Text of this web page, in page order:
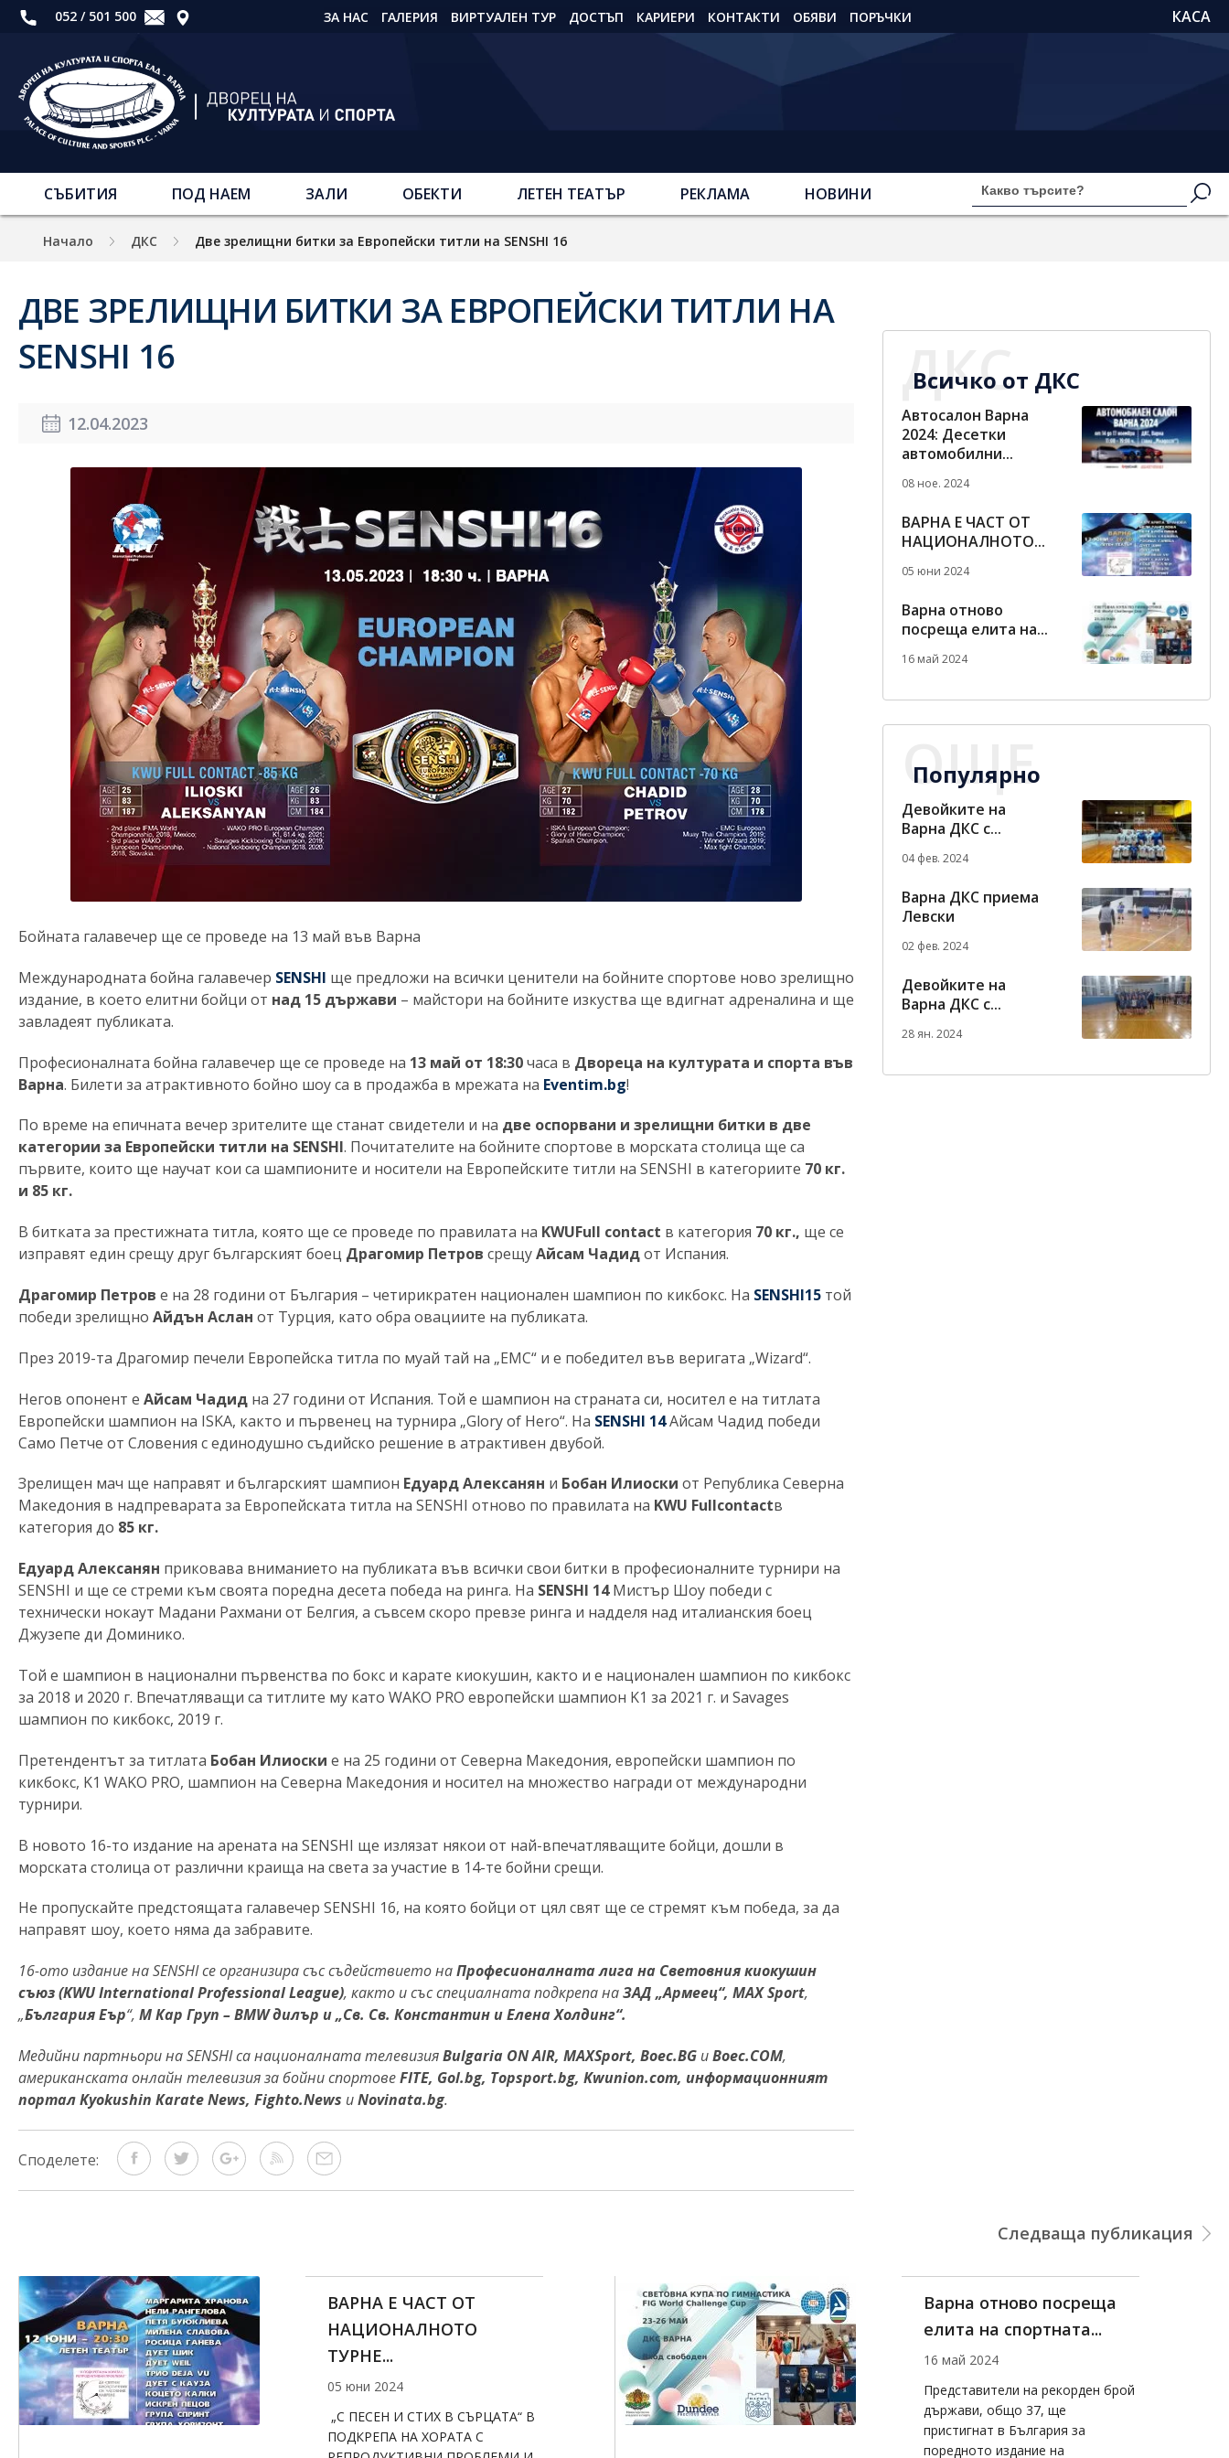
052 / 501 500 ЗА НАС ГАЛЕРИЯ ВИРТУАЛЕН ТУР ДОСТЪП КАРИЕРИ КОНТАКТИ ОБЯВИ ПОРЪЧКИ КАСА
СЪБИТИЯ ПОД НАЕМ ЗАЛИ ОБЕКТИ ЛЕТЕН ТЕАТЪР РЕКЛАМА НОВИНИ
Начало ДКС Две зрелищни битки за Европейски титли на SENSHI 16
ДВЕ ЗРЕЛИЩНИ БИТКИ ЗА ЕВРОПЕЙСКИ ТИТЛИ НА
SENSHI 16
12.04.2023
Бойната галавечер ще се проведе на 13 май във Варна
Международната бойна галавечер SENSHI ще предложи на всички ценители на бойните спортове ново зрелищно
издание, в което елитни бойци от над 15 държави – майстори на бойните изкуства ще вдигнат адреналина и ще
завладеят публиката.
Професионалната бойна гaлавечер ще се проведе на 13 май от 18:30часа в Двореца на културата и спорта във
Варна. Билети за атрактивното бойно шоу са в продажба в мрежата на Eventim.bg!
По време на епичната вечер зрителите ще станат свидетели и на две оспорвани и зрелищни битки в две
категории за Европейски титли на SENSHI. Почитателите на бойните спортове в морската столица ще са
първите, които ще научат кои са шампионите и носители на Европейските титли на SENSHI в категориите 70 кг.
и 85 кг.
В битката за престижната титла, която ще се проведе по правилата на KWUFull contact в категория 70 кг., ще се
изправят един срещу друг българският боец Драгомир Петров срещуАйсам Чадидот Испания.
Драгомир Петров е на 28 години от България – четирикратен национален шампион по кикбокс. На SENSHI15 той
победи зрелищно Айдън Аслан от Турция, като обра овациите на публиката.
През 2019-та Драгомир печели Европейска титла по муай тай на „EMC“ и е победител във веригата „Wizard“.
Негов опонент е Айсам Чадид на 27 години от Испания. Той е шампион на страната си, носител е на титлата
Европейски шампион на ISKA, както и първенец на турнира „Glory of Hero“. На SENSHI 14Айсам Чадид победи
Само Петче от Словения с единодушно съдийско решение в атрактивен двубой.
Зрелищен мач ще направят и българският шампион Едуард Алексанян и Бобан Илиоски от Република Северна
Македония в надпреварата за Европейската титла на SENSHI отново по правилата на KWU Fullcontactв
категория до 85 кг.
Едуард Алексанян приковава вниманието на публиката във всички свои битки в професионалните турнири на
SENSHI и ще се стреми към своята поредна десета победа на ринга. На SENSHI 14Мистър Шоу победи с
технически нокaут Мадани Рахмани от Белгия, а съвсем скоро превзе ринга и надделя над италианския боец
Джузепе ди Доминико.
Той е шампион в национални първенства по бокс и карате киокушин, както и е национален шампион по кикбокс
за 2018 и 2020 г. Впечатляващи са титлите му като WAKO PRO европейски шампион K1 за 2021 г. и Savages
шампион по кикбокс, 2019 г.
Претендентът за титлата Бобан Илиоски е на 25 години от Северна Македония, европейски шампион по
кикбокс, K1 WAKO PRO, шампион на Северна Македония и носител на множество награди от международни
турнири.
В новото 16-то издание на арената на SENSHI ще излязат някои от най-впечатляващите бойци, дошли в
морската столица от различни краища на света за участие в 14-те бойни срещи.
Не пропускайте предстоящата галавечер SENSHI 16, на която бойци от цял свят ще се стремят към победа, за да
направят шоу, което няма да забравите.
16-ото издание на SENSHI се организира със съдействието наПрофесионалната лига на Световния киокушин
съюз (KWU International Professional League), както и със специалната подкрепа наЗАД „Армеец“, MAX Sport,
„България Еър“, М Кар Груп – BMW дилър и „Св. Св. Константин и Елена Холдинг“.
Медийни партньори на SENSHI са националната телевизияBulgaria ON AIR, MAXSport, Boec.BG иBoec.COM,
американската онлайн телевизия за бойни спортовеFITE, Gol.bg, Topsport.bg, Kwunion.com, информационният
портал Kyokushin Кarate News, Fighto.News иNovinata.bg.
Споделете:
ДКС
Всичко от ДКС
Автосалон Варна
2024: Десетки
автомобилни...
08 ное. 2024
ВАРНА Е ЧАСТ ОТ
НАЦИОНАЛНОТО...
05 юни 2024
Варна отново
посреща елита на...
16 май 2024
ОЩЕ
Популярно
Девойките на
Варна ДКС с...
04 фев. 2024
Варна ДКС приема
Левски
02 фев. 2024
Девойките на
Варна ДКС с...
28 ян. 2024
Следваща публикация
ВАРНА Е ЧАСТ ОТ
НАЦИОНАЛНОТО
ТУРНЕ...
05 юни 2024
„С ПЕСЕН И СТИХ В СЪРЦАТА“ В
ПОДКРЕПА НА ХОРАТА С
Варна отново посреща
елита на спортната...
16 май 2024
Представители на рекорден брой
държави, общо 37, ще
пристигнат в България за
поредното издание на